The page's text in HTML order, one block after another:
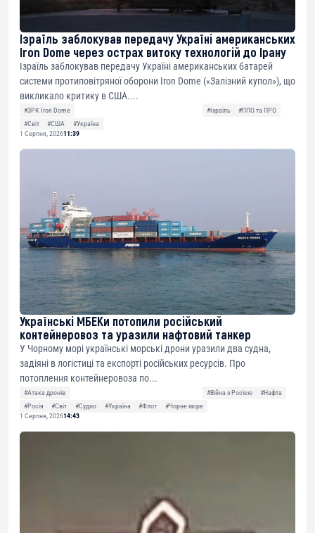
Ізраїль заблокував передачу Україні американських
Iron Dome через острах витоку технологій до Ірану
Ізраїль заблокував передачу Україні американських батарей
системи протиповітряної оборони Iron Dome («Залізний купол»), що
викликало критику в США....
#ЗРК Iron Dome #Ізраїль
#ППО та ПРО
#Світ
#США
#Україна
1 Серпня, 202611:39
Українські МБЕКи потопили російський
контейнеровоз та уразили нафтовий танкер
У Чорному морі українські морські дрони уразили два судна,
задіяні в логістиці та експорті російських ресурсів. Про
потоплення контейнеровоза по...
#Атака дронів #Війна з Росією
#Нафта
#Росія
#Світ #Судно #Україна #Флот
#Чорне море
1 Серпня, 202614:43